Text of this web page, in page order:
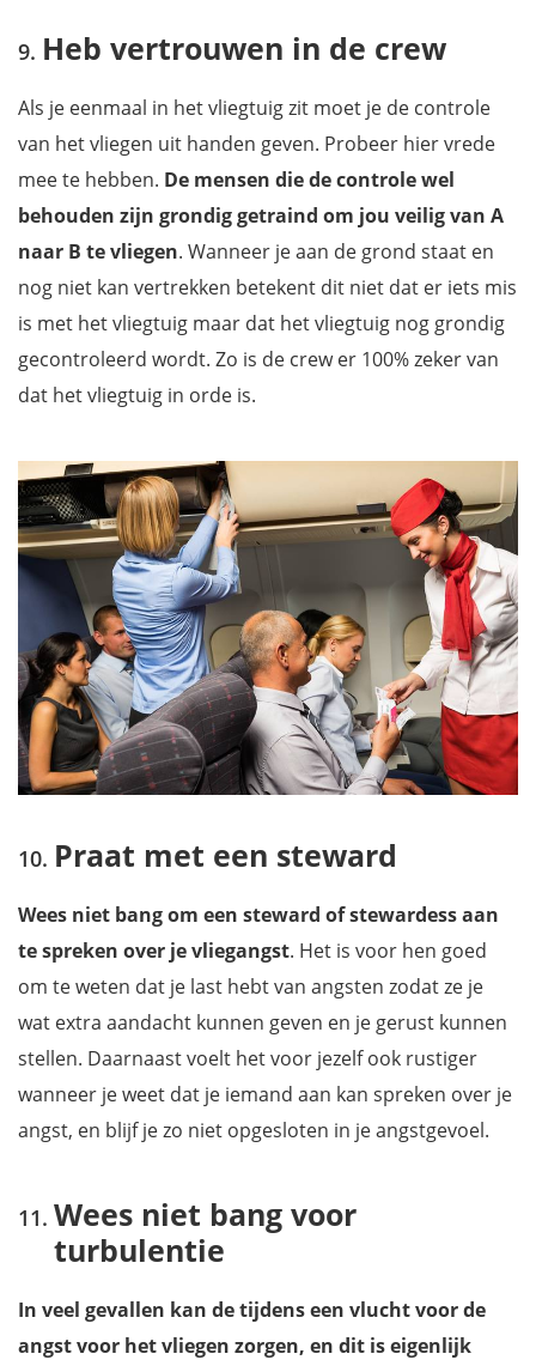
Heb vertrouwen in de crew
Als je eenmaal in het vliegtuig zit moet je de controle
van het vliegen uit handen geven. Probeer hier vrede
mee te hebben. De mensen die de controle wel
behouden zijn grondig getraind om jou veilig van A
naar B te vliegen. Wanneer je aan de grond staat en
nog niet kan vertrekken betekent dit niet dat er iets mis
is met het vliegtuig maar dat het vliegtuig nog grondig
gecontroleerd wordt. Zo is de crew er 100% zeker van
dat het vliegtuig in orde is.
Praat met een steward
Wees niet bang om een steward of stewardess aan
te spreken over je vliegangst. Het is voor hen goed
om te weten dat je last hebt van angsten zodat ze je
wat extra aandacht kunnen geven en je gerust kunnen
stellen. Daarnaast voelt het voor jezelf ook rustiger
wanneer je weet dat je iemand aan kan spreken over je
angst, en blijf je zo niet opgesloten in je angstgevoel.
Wees niet bang voor
turbulentie
In veel gevallen kan de tijdens een vlucht voor de
angst voor het vliegen zorgen, en dit is eigenlijk